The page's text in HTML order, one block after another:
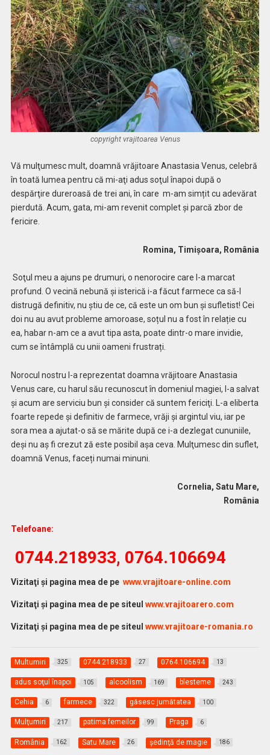
copyright vrajitoarea Venus
Vă mulţumesc mult, doamnă vrăjitoare Anastasia Venus, celebră
în toată lumea pentru că mi-aţi adus soţul înapoi după o
despărţire dureroasă de trei ani, în care m-am simțit cu adevărat
pierdută. Acum, gata, mi-am revenit complet și parcă zbor de
fericire.
Romina, Timișoara, România
Soţul meu a ajuns pe drumuri, o nenorocire care l-a marcat
profund. O vecină nebună și isterică i-a făcut farmece ca să-l
distrugă definitiv, nu știu de ce, că este un om bun și sufletist! Cei
doi nu au avut probleme amoroase, soțul nu a fost în relație cu
ea, habar n-am ce a avut tipa asta, poate dintr-o mare invidie,
cum se întâmplă cu unii oameni frustrați.
Norocul nostru l-a reprezentat doamna vrăjitoare Anastasia
Venus care, cu harul său recunoscut în domeniul magiei, l-a salvat
şi acum are serviciu bun şi consider că suntem fericiţi. L-a eliberta
foarte repede și definitiv de farmece, vrăji și argintul viu, iar pe
sora mea a ajutat-o să se mărite după ce i-a dezlegat cununiile,
deși nu aș fi crezut ză este posibil așa ceva. Mulţumesc din suflet,
doamnă Venus, faceți numai minuni.
Cornelia, Satu Mare,
România
Telefoane:
0744.218933, 0764.106694
Vizitaţi şi pagina mea de pe www.vrajitoare-online.com
Vizitaţi şi pagina mea de pe siteul www.vrajitoarero.com
Vizitaţi şi pagina mea de pe siteul www.vrajitoare-romania.ro
Multumiri 325 0744.218933 27 0764.106694 13
adus soţul înapoi 105 alcoolism 169 blesteme 243
Cehia 6 farmece 322 găsesc jumătatea 100
Mulţumiri 217 patima femeilor 99 Praga 6
România 162 Satu Mare 26 şedinţă de magie 186